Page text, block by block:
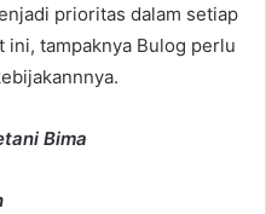
prioritas dalam setiap
ini, tampaknya Bulog perlu
Bima